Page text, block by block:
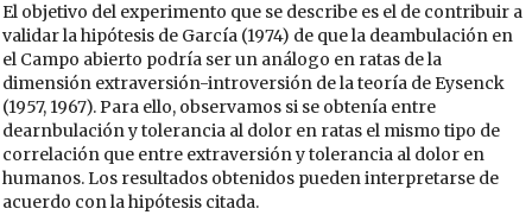
El objetivo del experimento que se describe es el de contribuir a
validar la hipótesis de García (1974) de que la deambulación en
el Campo abierto podría ser un análogo en ratas de la
dimensión extraversión-introversión de la teoría de Eysenck
(1957, 1967). Para ello, observamos si se obtenía entre
dearnbulación y tolerancia al dolor en ratas el mismo tipo de
correlación que entre extraversión y tolerancia al dolor en
humanos. Los resultados obtenidos pueden interpretarse de
acuerdo con la hipótesis citada.